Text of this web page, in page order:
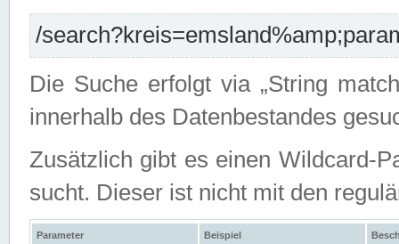
/
Die Suche erfolgt via „String
innerhalb des Datenbestandes
Zusätzlich gibt es einen Wildcard-
sucht. Dieser ist nicht mit den
Parameter Beispiel